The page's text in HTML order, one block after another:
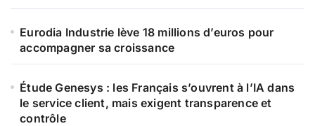
Eurodia Industrie lève 18 millions d’euros pour
accompagner sa croissance
Étude Genesys : les Français s’ouvrent à l’IA dans
le service client, mais exigent transparence et
contrôle